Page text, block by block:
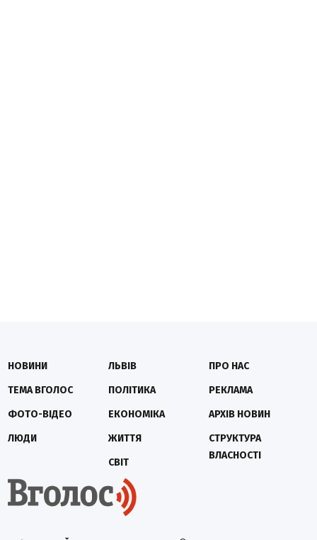
НОВИНИ
ТЕМА ВГОЛОС
ФОТО-ВІДЕО
ЛЮДИ
ЛЬВІВ
ПОЛІТИКА
ЕКОНОМІКА
ЖИТТЯ
СВІТ
ПРО НАС
РЕКЛАМА
АРХІВ НОВИН
СТРУКТУРА
ВЛАСНОСТІ